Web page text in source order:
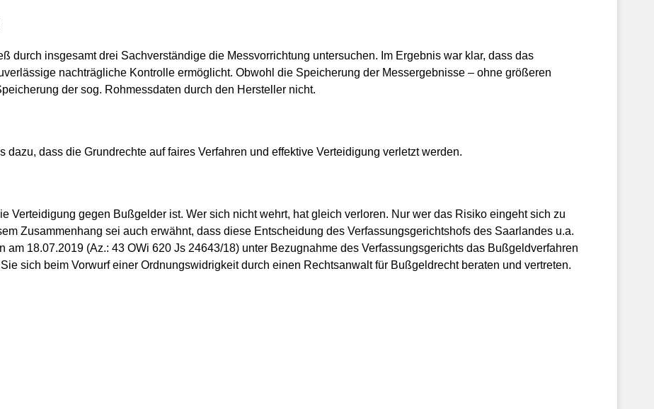
durch insgesamt drei Sachverständige die Messvorrichtung untersuchen. Im Ergebnis war klar, dass das
nachträgliche Kontrolle ermöglicht. Obwohl die Speicherung der Messergebnisse – ohne größeren
der sog. Rohmessdaten durch den Hersteller nicht.
dazu, dass die Grundrechte auf faires Verfahren und effektive Verteidigung verletzt werden.
Verteidigung gegen Bußgelder ist. Wer sich nicht wehrt, hat gleich verloren. Nur wer das Risiko eingeht sich zu
Zusammenhang sei auch erwähnt, dass diese Entscheidung des Verfassungsgerichtshofs des Saarlandes u.a.
am 18.07.2019 (Az.: 43 OWi 620 Js 24643/18) unter Bezugnahme des Verfassungsgerichts das Bußgeldverfahren
sich beim Vorwurf einer Ordnungswidrigkeit durch einen Rechtsanwalt für Bußgeldrecht beraten und vertreten.